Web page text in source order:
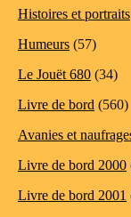
Histoires et portraits
Humeurs (57)
Le Jouët 680 (34)
Livre de bord (560)
Avanies et
Livre de bord 2000
Livre de bord 2001